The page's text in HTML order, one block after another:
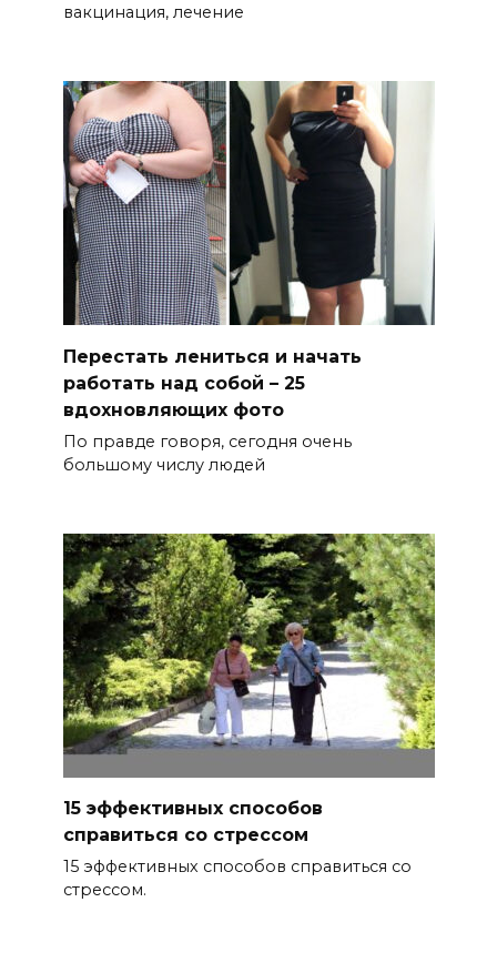
вакцинация, лечение
Перестать лениться и начать
работать над собой – 25
вдохновляющих фото
По правде говоря, сегодня очень
большому числу людей
15 эффективных способов
справиться со стрессом
15 эффективных способов справиться со
стрессом.